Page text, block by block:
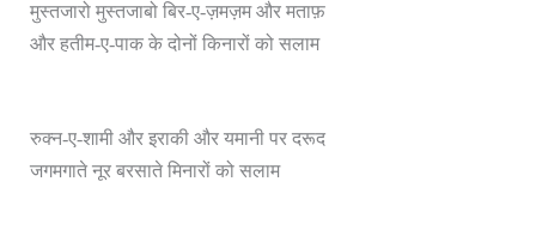
मुस्तजारो मुस्तजाबो बिर-ए-ज़मज़म और मताफ़
और हतीम-ए-पाक के दोनों किनारों को सलाम
रुक्न-ए-शामी और इराकी और यमानी पर दरूद
जगमगाते नूर बरसाते मिनारों को सलाम